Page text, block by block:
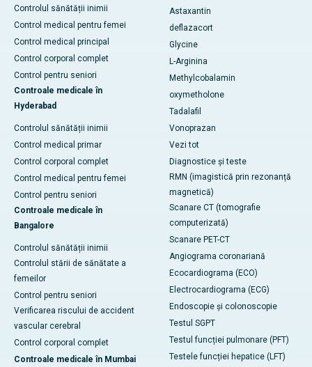
Controlul sănătății inimii
Control medical pentru femei
Control medical principal
Control corporal complet
Control pentru seniori
Controale medicale în
Hyderabad
Controlul sănătății inimii
Control medical primar
Control corporal complet
Control medical pentru femei
Control pentru seniori
Controale medicale în
Bangalore
Controlul sănătății inimii
Controlul stării de sănătate a
femeilor
Control pentru seniori
Verificarea riscului de accident
vascular cerebral
Control corporal complet
Controale medicale în Mumbai
Astaxantin
deflazacort
Glycine
L-Arginina
Methylcobalamin
oxymetholone
Tadalafil
Vonoprazan
Vezi tot
Diagnostice și teste
RMN (imagistică prin rezonanță
magnetică)
Scanare CT (tomografie
computerizată)
Scanare PET-CT
Angiograma coronariană
Ecocardiograma (ECO)
Electrocardiograma (ECG)
Endoscopie și colonoscopie
Testul SGPT
Testul funcției pulmonare (PFT)
Testele funcției hepatice (LFT)